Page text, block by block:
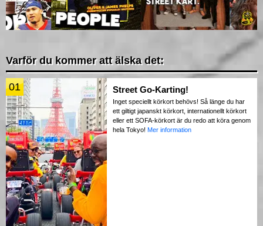
Varför du kommer att älska det:
01 Street Go-Karting!
Inget speciellt körkort behövs! Så länge du har
ett giltigt japanskt körkort, internationellt körkort
eller ett SOFA-körkort är du redo att köra genom
hela Tokyo! Mer information